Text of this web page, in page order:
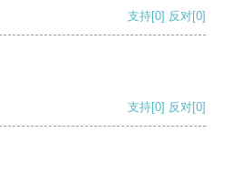
支持[0] 反对[0]
支持[0] 反对[0]